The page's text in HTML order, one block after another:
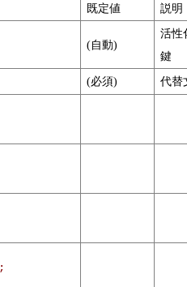
既定値 説明
(自動)
活性
鍵
(必須) 代替
;